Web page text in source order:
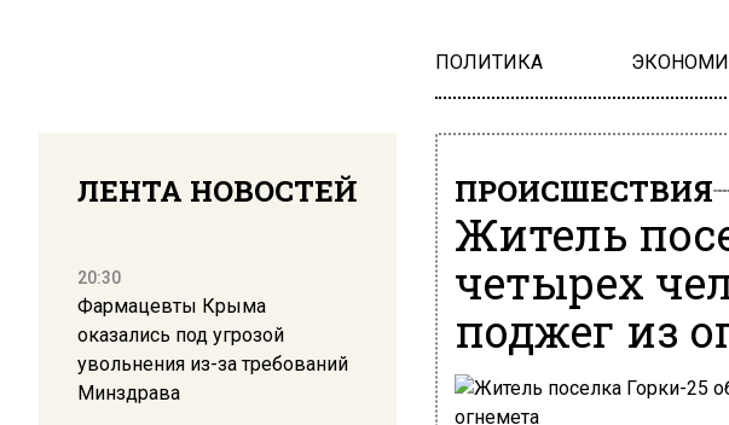
ПОЛИТИКА
ЛЕНТА НОВОСТЕЙ
20:30
Фармацевты Крыма
оказались под угрозой
увольнения из-за требований
Минздрава
ПРОИСШЕСТВИЯ
Житель
четырех
поджег из